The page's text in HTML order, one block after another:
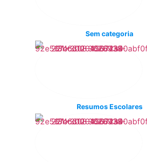
Sem categoria
Resumos Escolares